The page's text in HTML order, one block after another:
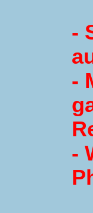
-
-
-